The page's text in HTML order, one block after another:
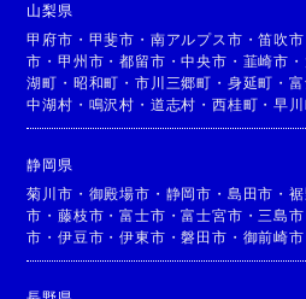
山梨県
甲府市 ・ 甲斐市 ・ 南アルプス市 ・笛吹市
市 ・甲州市 ・都留市 ・中央市 ・ 韮崎市 ・
湖町 ・ 昭和町 ・市川三郷町 ・ 身延町 ・
中湖村 ・ 鳴沢村 ・ 道志村 ・西桂町 ・早
静岡県
菊川市 ・ 御殿場市 ・ 静岡市 ・ 島田市 ・
市 ・藤枝市 ・富士市 ・富士宮市 ・ 三島市
市 ・伊豆市 ・伊東市 ・磐田市 ・ 御前崎市